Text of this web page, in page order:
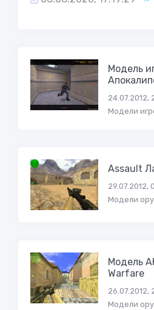
Модель
24.07.2012,
Модели
Assault
29.07.2012,
Модели
Модель
Warfare
26.07.2012,
Модели